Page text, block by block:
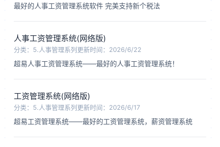
7.仓库管理系统
8.行业进销存软件
最好的人事工资管理系统软件 完美支持新个税法
人事工资管理系统(网络版)
分类：5.人事管理系列 更新时间：2026/6/22
超易人事工资管理系统——最好的人事工资管理系统！
工资管理系统(网络版)
分类：5.人事管理系列 更新时间：2026/6/17
超易工资管理系统——最好的工资管理系统，薪资管理系统